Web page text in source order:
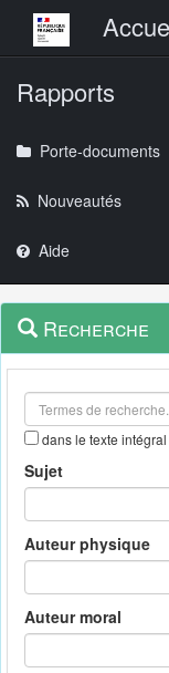
Menu principal
Rapports
Porte-documents
Nouveautés
Aide
Navigation
outils
Menu
contextuel
Recherche
dans le texte
Sujet
Auteur physique
Auteur moral